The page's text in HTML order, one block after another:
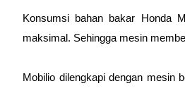
Konsumsi bahan bakar Honda
maksimal. Sehingga mesin
Mobilio dilengkapi dengan mesin